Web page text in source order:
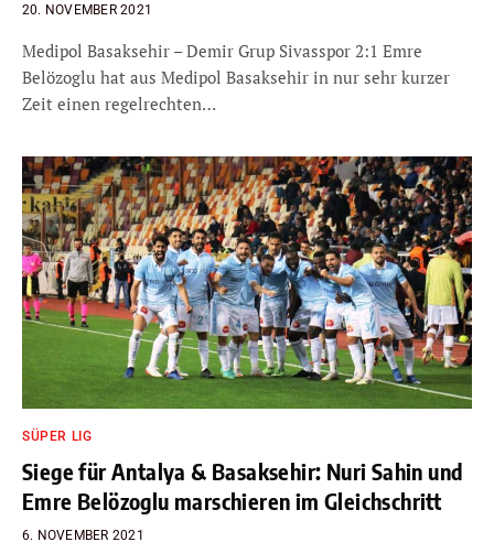
20. NOVEMBER 2021
Medipol Basaksehir – Demir Grup Sivasspor 2:1 Emre
Belözoglu hat aus Medipol Basaksehir in nur sehr kurzer
Zeit einen regelrechten…
SÜPER LIG
Siege für Antalya & Basaksehir: Nuri Sahin und
Emre Belözoglu marschieren im Gleichschritt
6. NOVEMBER 2021